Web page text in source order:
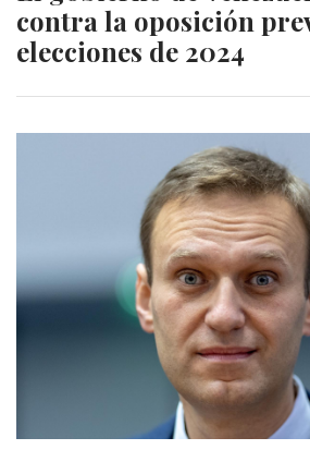
contra la oposición
elecciones de 2024